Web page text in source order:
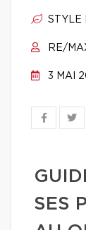
STYLE
RE/
3 MAI
SES